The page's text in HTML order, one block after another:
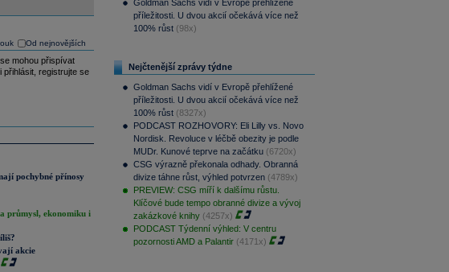
Od nejnovějších
mohou přispívat
registrujte se
pochybné přínosy
průmysl, ekonomiku i
akcie
Goldman Sachs vidí v Evropě přehlížené
příležitosti. U dvou akcií očekává více než
100% růst (98x)
Nejčtenější zprávy týdne
Goldman Sachs vidí v Evropě přehlížené
příležitosti. U dvou akcií očekává více než
100% růst (8327x)
PODCAST ROZHOVORY: Eli Lilly vs. Novo
Nordisk. Revoluce v léčbě obezity je podle
MUDr. Kunové teprve na začátku (6720x)
CSG výrazně překonala odhady. Obranná
divize táhne růst, výhled potvrzen (4789x)
PREVIEW: CSG míří k dalšímu růstu.
Klíčové bude tempo obranné divize a vývoj
zakázkové knihy (4257x)
PODCAST Týdenní výhled: V centru
pozornosti AMD a Palantir (4171x)